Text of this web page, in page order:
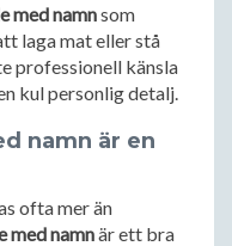
med namnsom
laga mat eller stå
professionell känsla
kul personlig detalj.
namn är en
ofta mer än
med namnär ett bra